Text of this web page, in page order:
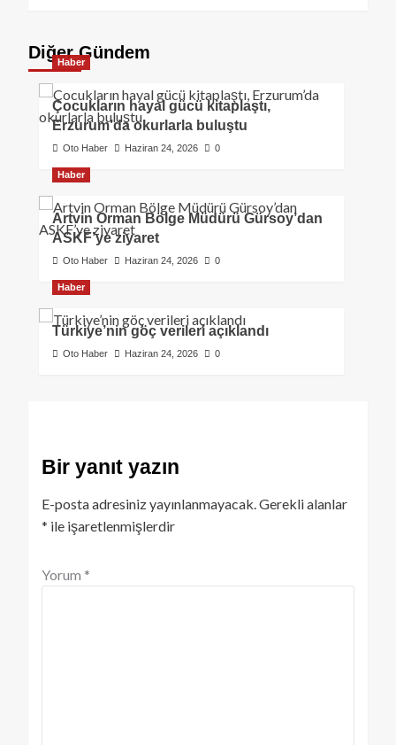
Diğer Gündem
Haber
Çocukların hayal gücü kitaplaştı,
Erzurum’da okurlarla buluştu
Oto Haber Haziran 24, 2026 0
Haber
Artvin Orman Bölge Müdürü Gürsoy’dan
ASKF’ye ziyaret
Oto Haber Haziran 24, 2026 0
Haber
Türkiye’nin göç verileri açıklandı
Oto Haber Haziran 24, 2026 0
Bir yanıt yazın
E-posta adresiniz yayınlanmayacak.Gerekli alanlar
* ile işaretlenmişlerdir
Yorum *